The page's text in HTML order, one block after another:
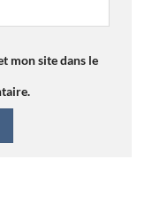
mon site dans le